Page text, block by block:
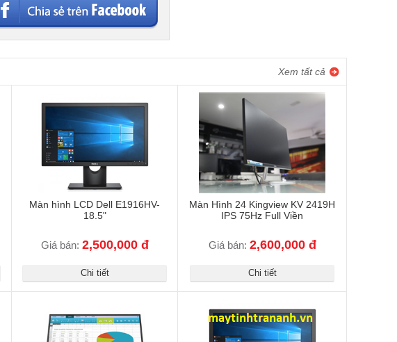
Xem tất cả
Màn hình LCD Dell E1916HV-
18.5"
Giá bán: 2,500,000 đ
Chi tiết
Màn Hình 24 Kingview KV 2419H
IPS 75Hz Full Viền
Giá bán: 2,600,000 đ
Chi tiết